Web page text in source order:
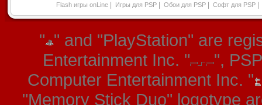
Flash игры onLine Игры для PSP Обои для PSP Софт для PSP
" " and "PlayStation" are
Entertainment Inc. "
",
Computer Entertainment Inc. "
"Memory Stick Duo" logotype